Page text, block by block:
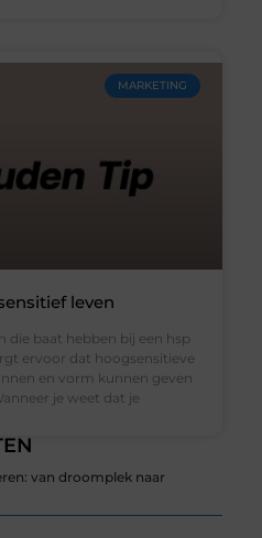
van droomplek naar
MARKETING
leven
die baat hebben bij een hsp
ervoor dat hoogsensitieve
en vorm kunnen geven
je weet dat je